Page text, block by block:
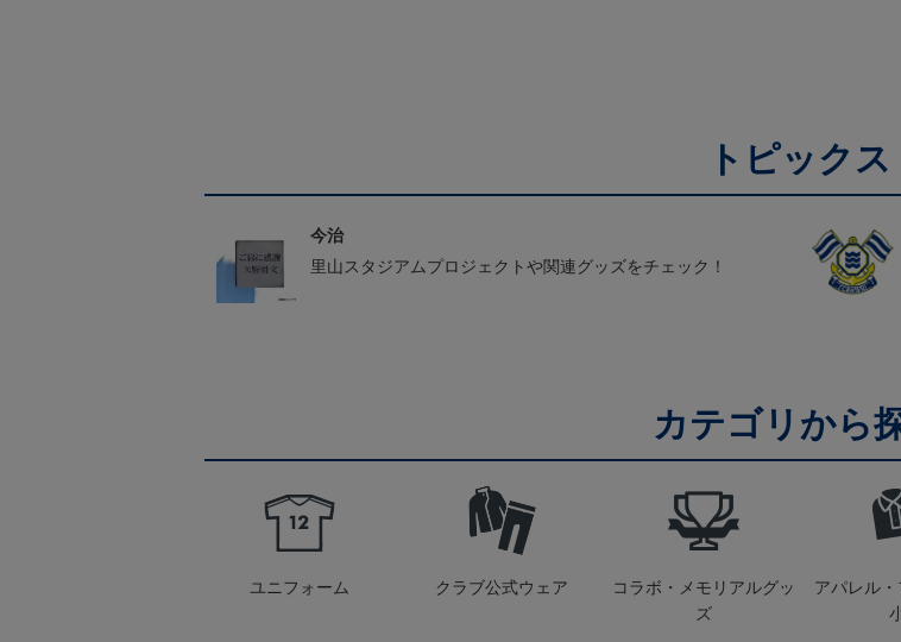
トピックス
今治
里山スタジアムプロジェクトや関連グッズをチェック！
カテゴリから
ユニフォーム クラブ公式ウェア
コラボ・メモリアルグッ
ズ
アパレル